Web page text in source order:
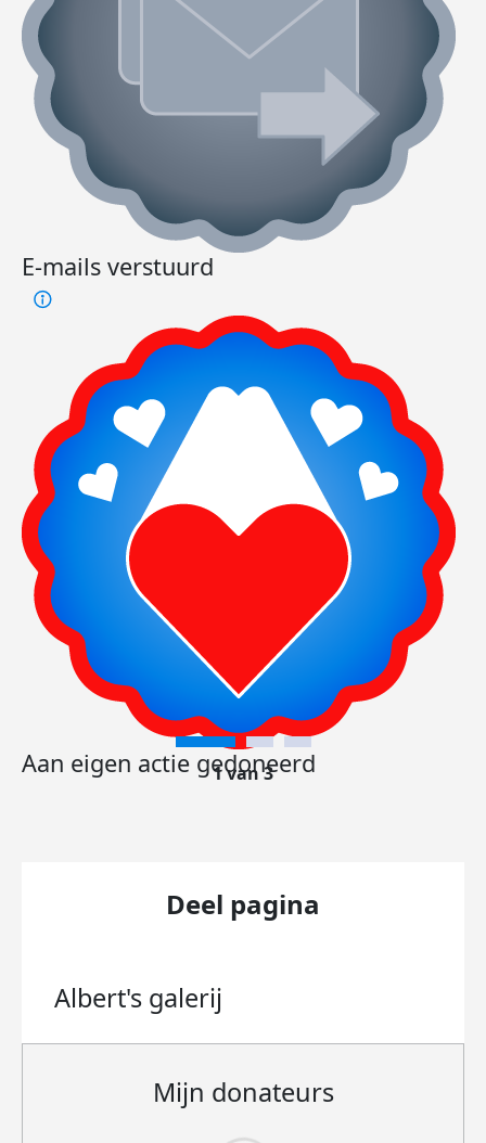
E-mails verstuurd
Aan eigen actie gedoneerd
1 van 3
Deel pagina
Albert's galerij
Mijn donateurs